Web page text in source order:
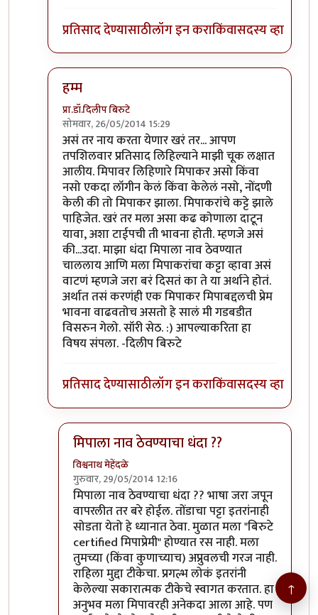
प्रतिसाद देण्यासाठीलॉग इन कराकिंवासदस्य व्हा
हम्म
प्रा.डॉ.दिलीप बिरुटे
सोमवार, 26/05/2014 15:29
In reply to>>आता जे मिपाकर मिपावर लिहित
असं तर नाय करता येणार खरं तर... आपण
तपशिलवार प्रतिसाद लिहिल्याने माझी चूक लक्षात
आलीय. मिपावर लिहिणारे मिपाकर असो किंवा
नसो एकदा लॉगीन केलं किंवा केलेलं नसो, नोंदणी
केली की तो मिपाकर झाला. मिपाकरांचे कट्टे झाले
पाहिजेत. खरं तर मला असा कढ कोणाला दाटून
यावा, अशा टाईपची ती भावना होती. म्हणजे असं
की...उदा. माझा धंदा मिपाला नाव ठेवण्यात
चाललाय आणि मला मिपाकरांचा कट्टा व्हावा असं
वाटणं म्हणजे जरा बरं दिसतं का ते या अर्थाने होतं.
अर्थात तसं करणंही एक मिपाकर मिपाबद्दलची प्रेम
भावना वाढवतोच असतो हे सालं मी गडबडीत
विसरुन गेलो. सॉरी सेठ. :) आपल्याकरिता हा
विषय संपला. -दिलीप बिरुटे
प्रतिसाद देण्यासाठीलॉग इन कराकिंवासदस्य व्हा
मिपाला नाव ठेवण्याचा धंदा ??
विश्वनाथ मेहेंदळे
गुरुवार, 29/05/2014 12:16
In reply toहम्मbyप्रा.डॉ.दिलीप बिरुटे
मिपाला नाव ठेवण्याचा धंदा ?? भाषा जरा जपून
वापरलीत तर बरे होईल. तोंडाचा पट्टा इतरांनाही
सोडता येतो हे ध्यानात ठेवा. मुळात मला "बिरुटे
certified मिपाप्रेमी" होण्यात रस नाही. मला
तुमच्या (किंवा कुणाच्याच) अप्रुवलची गरज नाही.
राहिला मुद्दा टीकेचा. प्रगल्भ लोकं इतरांनी
केलेल्या सकारात्मक टीकेचे स्वागत करतात. हा
अनुभव मला मिपावरही अनेकदा आला आहे. पण
↑